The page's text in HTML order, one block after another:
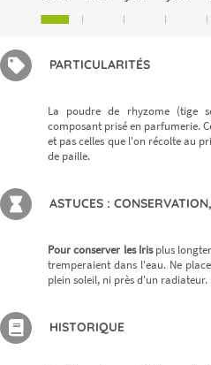
PARTICULARITÉS
La poudre de rhyzome (tige
composant prisé en parfumerie.
et pas celles que l'on récolte au
de paille.
ASTUCES :
Pour conserver les Irisplus
tremperaient dans l'eau. Ne
plein soleil, ni près d'un radiateur.
HISTORIQUE